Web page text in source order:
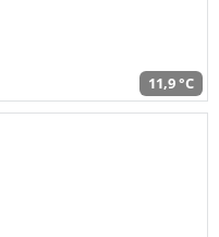
11,9 °C